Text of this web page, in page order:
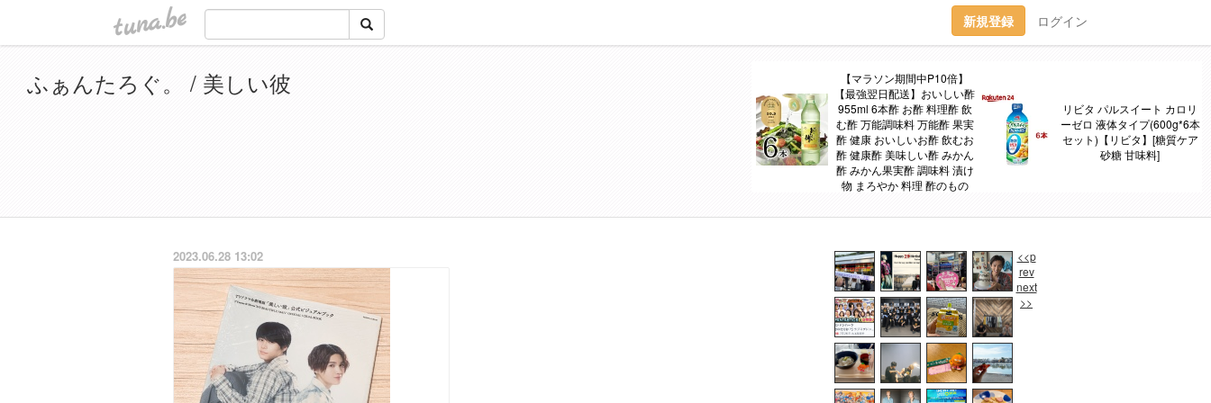
tuna.be 新規登録 ログイン
【マラソン期間中P10倍】
【最強翌日配送】おいしい酢
955ml 6本酢 お酢 料理酢 飲
む酢 万能調味料 万能酢 果実
酢 健康 おいしいお酢 飲むお
酢 健康酢 美味しい酢 みかん
酢 みかん果実酢 調味料 漬け
物 まろやか 料理 酢のもの
リビタ パルスイート カロリ
ーゼロ 液体タイプ(600g*6本
セット)【リビタ】[糖質ケア
砂糖 甘味料]
ふぁんたろぐ。 / 美しい彼
<<p
rev
next
>>
2023.06.28 13:02